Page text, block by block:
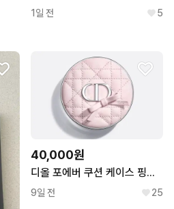
1일 전 5
40,000원
디올 포에버 쿠션 케이스 핑크보우
9일 전 25